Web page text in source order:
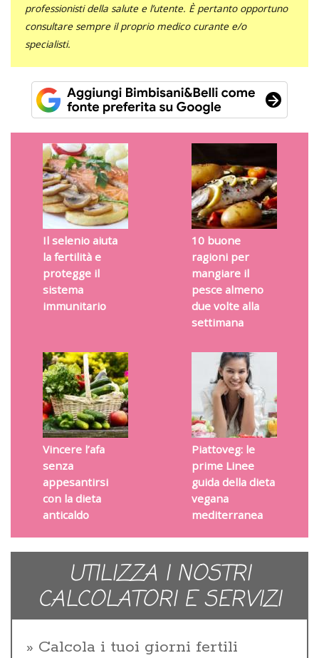
professionisti della salute e l’utente. È pertanto opportuno
consultare sempre il proprio medico curante e/o
specialisti.
Il selenio aiuta
la fertilità e
protegge il
sistema
immunitario
10 buone
ragioni per
mangiare il
pesce almeno
due volte alla
settimana
Vincere l’afa
senza
appesantirsi
con la dieta
anticaldo
Piattoveg: le
prime Linee
guida della dieta
vegana
mediterranea
UTILIZZA I NOSTRI
CALCOLATORI E SERVIZI
Calcola i tuoi giorni fertili